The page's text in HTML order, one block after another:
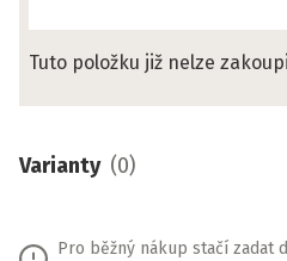
Tuto položku již nelze
Varianty (0)
Pro běžný nákup stačí zadat